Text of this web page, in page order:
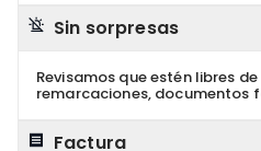
Sin sorpresas
Revisamos que estén libres
remarcaciones, documentos
Factura